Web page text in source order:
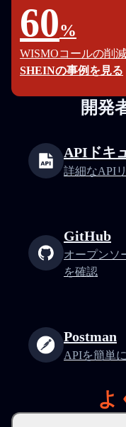
60%
WISMOコールの削減
SHEINの事例を見る
開発
APIドキ
詳細なAPI
GitHub
オープンソ
を確認
Postman
APIを簡単
よ